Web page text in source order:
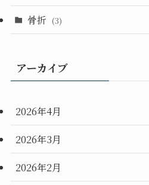
骨折 (3)
アーカイブ
2026年4月
2026年3月
2026年2月